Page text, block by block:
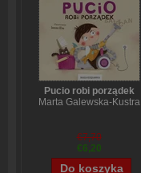
Pucio robi porządek
Marta Galewska-Kustra
€7,70
€6,20